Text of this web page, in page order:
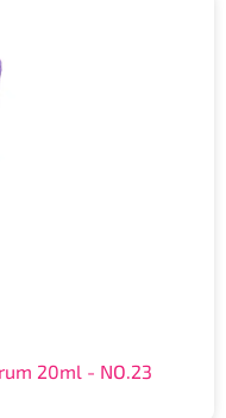
20ml - NO.23